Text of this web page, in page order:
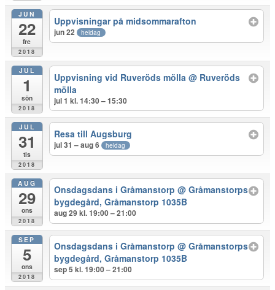
JUN
22
fre
2018
Uppvisningar på midsommarafton
jun 22 heldag
JUL
1
sön
2018
Uppvisning vid Ruveröds mölla@ Ruveröds
mölla
jul 1 kl. 14:30 – 15:30
JUL
31
tis
2018
Resa till Augsburg
jul 31 – aug 6 heldag
AUG
29
ons
2018
Onsdagsdans i Gråmanstorp@ Gråmanstorps
bygdegård, Gråmanstorp 1035B
aug 29 kl. 19:00 – 21:00
SEP
5
ons
2018
Onsdagsdans i Gråmanstorp@ Gråmanstorps
bygdegård, Gråmanstorp 1035B
sep 5 kl. 19:00 – 21:00